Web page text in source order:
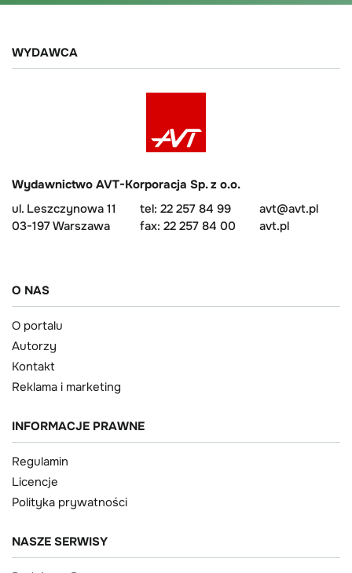
WYDAWCA
Wydawnictwo AVT-Korporacja Sp. z o.o.
ul. Leszczynowa 11
03-197 Warszawa
tel: 22 257 84 99
fax: 22 257 84 00
avt@avt.pl
avt.pl
O NAS
O portalu
Autorzy
Kontakt
Reklama i marketing
INFORMACJE PRAWNE
Regulamin
Licencje
Polityka prywatności
NASZE SERWISY